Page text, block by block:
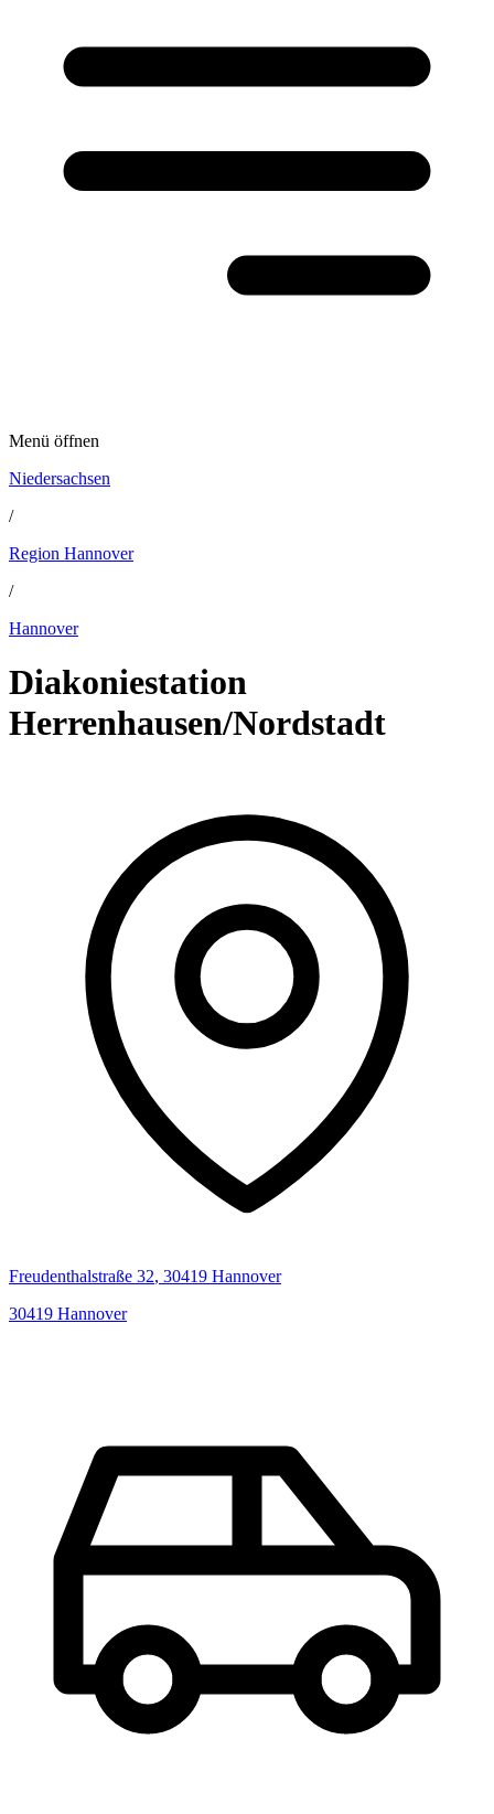
Menü öffnen
Niedersachsen
/
Region Hannover
/
Hannover
Diakoniestation
Herrenhausen/Nordstadt
Freudenthalstraße 32, 30419 Hannover
30419 Hannover